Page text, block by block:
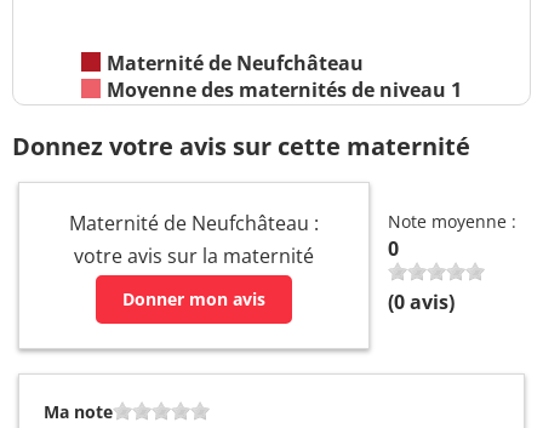
Maternité de Neufchâteau
Moyenne des maternités de niveau 1
Donnez votre avis sur cette maternité
Maternité de Neufchâteau :
votre avis sur la maternité
Donner mon avis
Note moyenne :
0
(0avis)
Ma note